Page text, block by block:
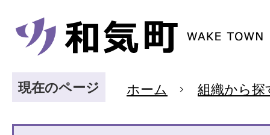
現在のページ ホーム 組織から探